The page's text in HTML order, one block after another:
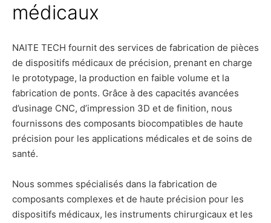
médicaux
NAITE TECH fournit des services de fabrication de pièces
de dispositifs médicaux de précision, prenant en charge
le prototypage, la production en faible volume et la
fabrication de ponts. Grâce à des capacités avancées
d’usinage CNC, d’impression 3D et de finition, nous
fournissons des composants biocompatibles de haute
précision pour les applications médicales et de soins de
santé.
Nous sommes spécialisés dans la fabrication de
composants complexes et de haute précision pour les
dispositifs médicaux, les instruments chirurgicaux et les